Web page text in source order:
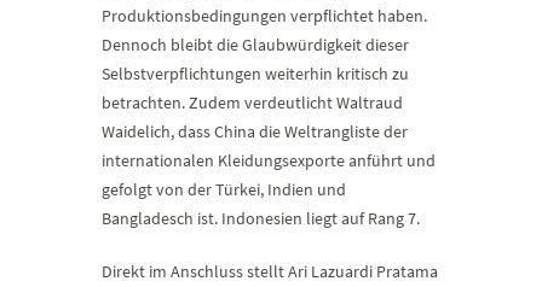
Produktionsbedingungen verpflichtet haben.
Dennoch bleibt die Glaubwürdigkeit dieser
Selbstverpflichtungen weiterhin kritisch zu
betrachten. Zudem verdeutlicht Waltraud
Waidelich, dass China die Weltrangliste der
internationalen Kleidungsexporte anführt und
gefolgt von der Türkei, Indien und
Bangladesch ist. Indonesien liegt auf Rang 7.
Direkt im Anschluss stellt Ari Lazuardi Pratama